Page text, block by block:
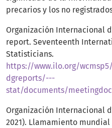
precarios y los no
Organización Internacional
report. Seventeenth
Statisticians.
https://www.ilo.org/
dgreports/---
stat/documents/
Organización Internacional
2021). Llamamiento